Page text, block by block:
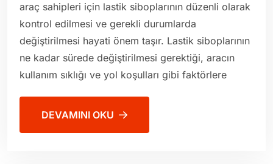
araç sahipleri için lastik siboplarının düzenli olarak
kontrol edilmesi ve gerekli durumlarda
değiştirilmesi hayati önem taşır. Lastik siboplarının
ne kadar sürede değiştirilmesi gerektiği, aracın
kullanım sıklığı ve yol koşulları gibi faktörlere
DEVAMINI OKU